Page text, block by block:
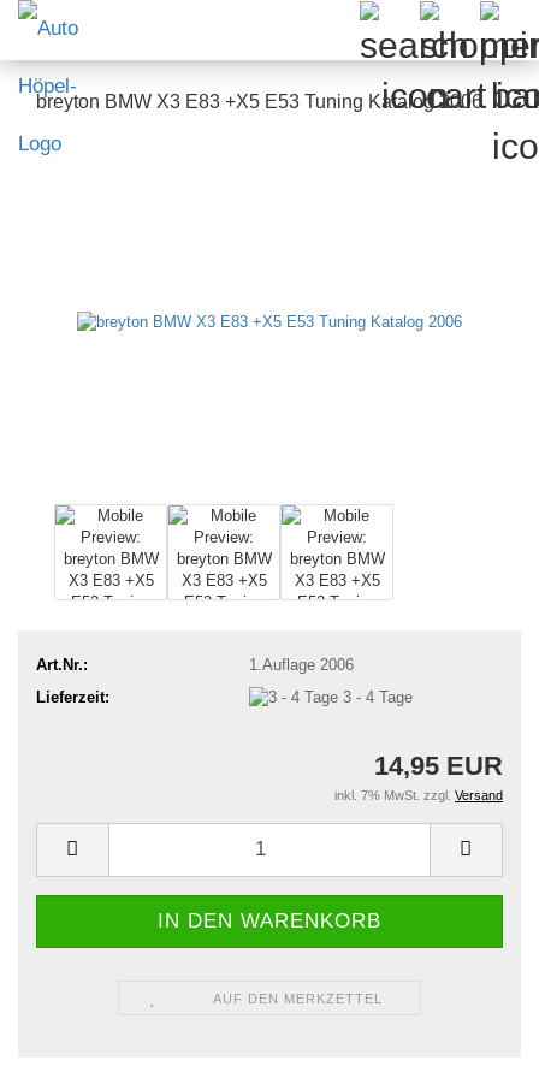
breyton BMW X3 E83 +X5 E53 Tuning Katalog 2006
Art.Nr.:
1.Auflage 2006
Lieferzeit:
3 - 4 Tage
14,95 EUR
inkl. 7% MwSt. zzgl. Versand
AUF DEN MERKZETTEL